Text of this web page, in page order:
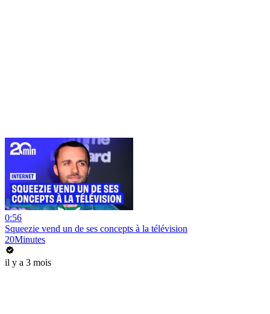
0:56
Squeezie vend un de ses concepts à la télévision
20Minutes
il y a 3 mois